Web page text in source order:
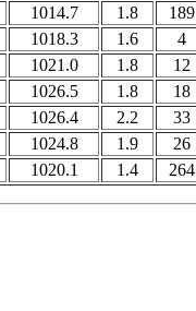
1014.7 1.8
189
1018.3 1.6
4
1021.0 1.8
12
1026.5 1.8
18
1026.4 2.2
33
1024.8 1.9
26
1020.1 1.4 264